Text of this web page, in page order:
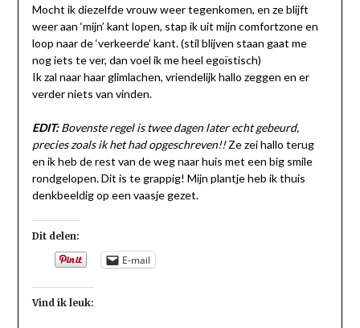
Mocht ik diezelfde vrouw weer tegenkomen, en ze blijft
weer aan ‘mijn’ kant lopen, stap ik uit mijn comfortzone en
loop naar de ‘verkeerde’ kant. (stil blijven staan gaat me
nog iets te ver, dan voel ik me heel egoïstisch)
Ik zal naar haar glimlachen, vriendelijk hallo zeggen en er
verder niets van vinden.
EDIT:Bovenste regel is twee dagen later echt gebeurd,
precies zoals ik het had opgeschreven!!Ze zei hallo terug
en ik heb de rest van de weg naar huis met een big smile
rondgelopen. Dit is te grappig! Mijn plantje heb ik thuis
denkbeeldig op een vaasje gezet.
Dit delen:
E-mail
Vind ik leuk: